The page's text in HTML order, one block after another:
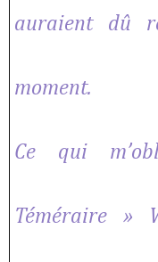
auraient dû
moment.
Ce qui
Téméraire »